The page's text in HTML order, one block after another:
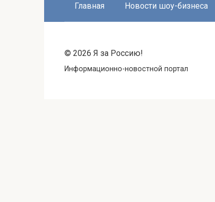
Главная Новости шоу-бизнеса
© 2026 Я за Россию!
Информационно-новостной портал